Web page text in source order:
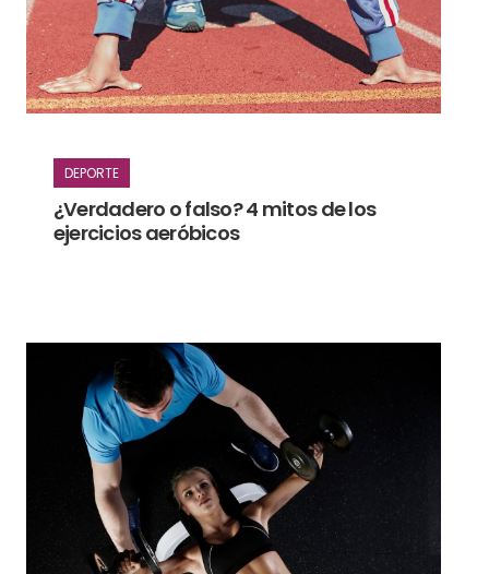
DEPORTE
¿Verdadero o falso? 4 mitos de los
ejercicios aeróbicos